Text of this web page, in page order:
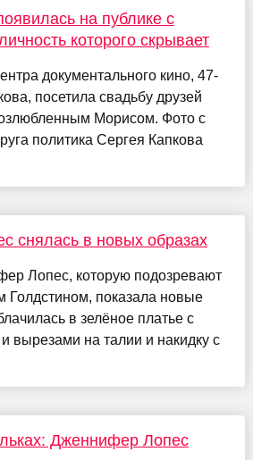
на публике с
которого скрывает
документального кино, 47-
посетила свадьбу друзей
Морисом. Фото с
политика Сергея Капкова
снялась в новых образах
Лопес, которую подозревают
Голдстином, показала новые
в зелёное платье с
и вырезами на талии и накидку с
Дженнифер Лопес